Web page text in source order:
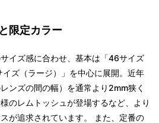
限定カラー
イズ感に合わせ、基本は「46サイズ
イズ（ラージ）」を中心に展開。近年
ンズの間の幅）を通常より2mm狭く
のレムトッシュが登場するなど、より
が追求されています。 また、定番の